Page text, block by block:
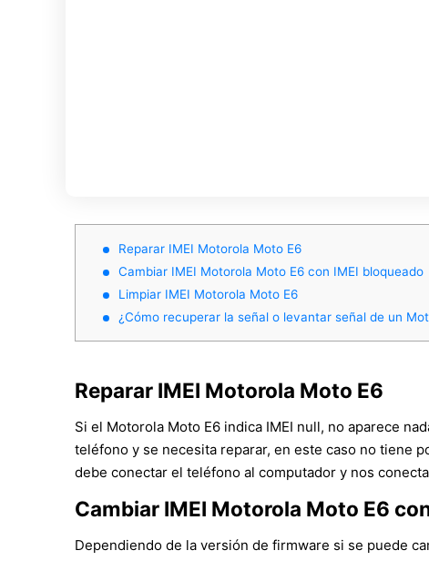
Reparar IMEI Motorola Moto E6
Cambiar IMEI Motorola Moto E6 con IMEI bloqueado
Limpiar IMEI Motorola Moto E6
¿Cómo recuperar la señal o levantar señal de un
Reparar IMEI Motorola Moto E6
Si el Motorola Moto E6 indica IMEI null, no aparece
teléfono y se necesita reparar, en este caso no tiene
debe conectar el teléfono al computador y nos
Cambiar IMEI Motorola Moto E6
Dependiendo de la versión de firmware si se puede